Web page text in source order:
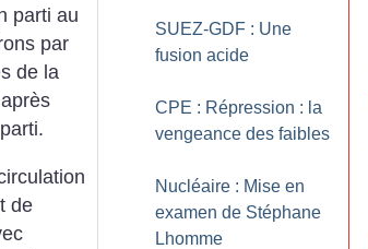
parti au
par
de la
de
SUEZ-GDF : Une
fusion acide
CPE : Répression : la
vengeance des faibles
Nucléaire : Mise en
examen de Stéphane
Lhomme